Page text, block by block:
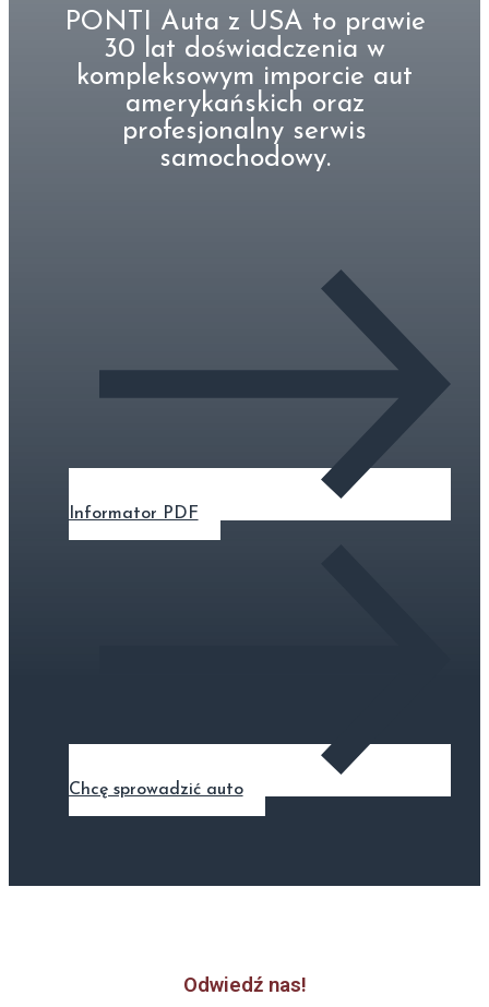
PONTI Auta z USA to prawie
30 lat doświadczenia w
kompleksowym imporcie aut
amerykańskich oraz
profesjonalny serwis
samochodowy.
Informator PDF
Chcę sprowadzić auto
Odwiedź nas!